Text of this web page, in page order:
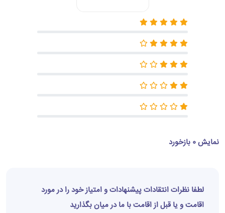
نمایش 0 بازخورد
لطفا نظرات انتقادات پیشنهادات و امتیاز خود را در مورد
اقامت و یا قبل از اقامت با ما در میان بگذارید